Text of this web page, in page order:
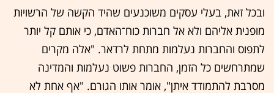
ובכל זאת, בעלי עסקים משוכנעים שהיד הקשה של הרשויות
מופנית אליהם ולא אל חברות כוח־האדם, כי אותם קל יותר
לתפוס והחברות נעלמות מתחת לרדאר. "אלה מקרים
שמתרחשים כל הזמן, החברות פשוט נעלמות והמדינה
מסרבת להתמודד איתן", אומר אותו הגורם. "אף אחת לא